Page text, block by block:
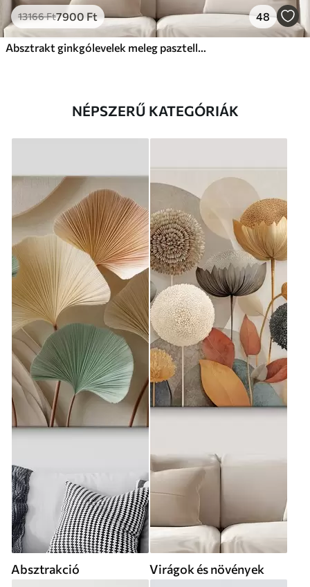
13166Ft7900Ft 48
Absztrakt ginkgólevelek meleg pasztell színekben
NÉPSZERŰ KATEGÓRIÁK
Absztrakció Virágok és növények